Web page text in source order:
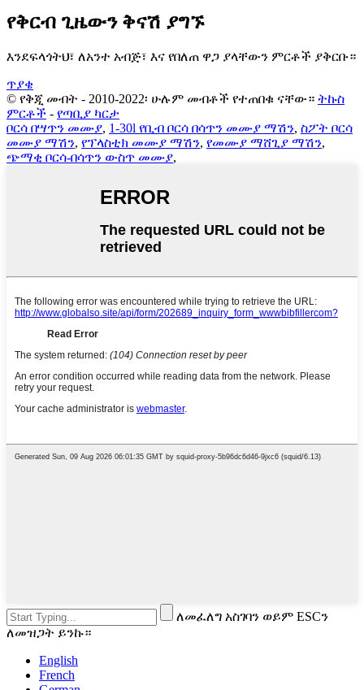
የቅርብ ጊዜውን ቅናሽ ያግኙ
እንደፍላጎትህ፣ ለአንተ አብጅ፣ እና የበለጠ ዋጋ ያላቸውን ምርቶች ያቅርቡ።
ጥያቄ
© የቅጂ መብት - 2010-2022፡ ሁሉም መብቶች የተጠበቁ ናቸው። ትኩስ
ምርቶች - የጣቢያ ካርታ
ቦርሳ በሣጥን መሙያ, 1-30l የቢብ ቦርሳ በሳጥን መሙያ ማሽን, ስፖት ቦርሳ
መሙያ ማሽን, የፕላስቲክ መሙያ ማሽን, የመሙያ ማሸጊያ ማሽን,
ጭማቂ ቦርሳ-በሳጥን ውስጥ መሙያ,
ለመፈለግ አስገባን ወይም ESCን
ለመዝጋት ይንኩ።
English
French